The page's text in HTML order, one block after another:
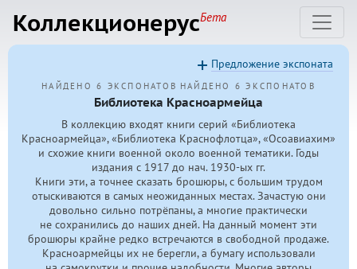
КоллекционерусБета
НАЙДЕНО 6 ЭКСПОНАТОВ НАЙДЕНО 6 ЭКСПОНАТОВ
Библиотека Красноармейца
В коллекцию входят книги серий «Библиотека
Красноармейца», «Библиотека Краснофлотца», «Осоавиахим»
и схожие книги военной около военной тематики. Годы
издания с 1917 до нач. 1930-ых гг.
Книги эти, а точнее сказать брошюры, с большим трудом
отыскиваются в самых неожиданных местах. Зачастую они
довольно сильно потрёпаны, а многие практически
не сохранились до наших дней. На данный момент эти
брошюры крайне редко встречаются в свободной продаже.
Красноармейцы их не берегли, а бумагу использовали
Предложение экспоната